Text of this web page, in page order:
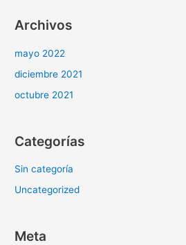
Archivos
mayo 2022
diciembre 2021
octubre 2021
Categorías
Sin categoría
Uncategorized
Meta